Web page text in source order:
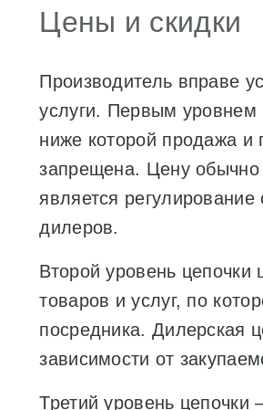
Цены и скидки
Производитель вправе
услуги. Первым уровнем
ниже которой продажа и
запрещена. Цену
является
дилеров.
Второй уровень цепочки
товаров и услуг, по
посредника. Дилерская
зависимости от
Третий уровень цепочки